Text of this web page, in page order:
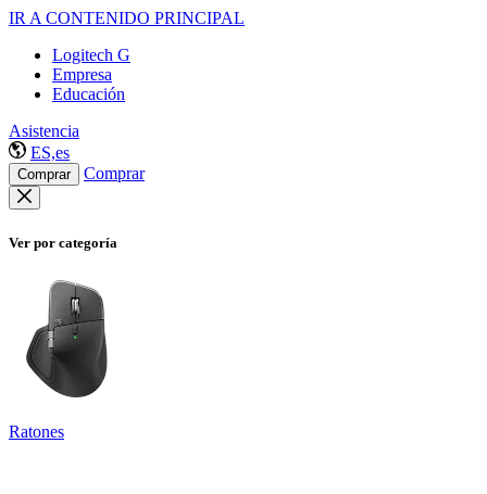
IR A CONTENIDO PRINCIPAL
Logitech G
Empresa
Educación
Asistencia
ES,es
Comprar Comprar
Ver por categoría
Ratones